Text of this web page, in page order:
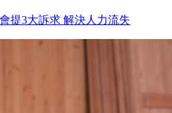
提3大訴求 解決人力流失